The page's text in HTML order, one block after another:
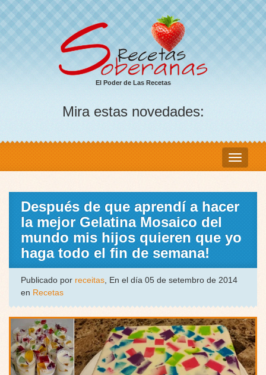
El Poder de Las Recetas
Mira estas novedades:
Después de que aprendí a hacer
la mejor Gelatina Mosaico del
mundo mis hijos quieren que yo
haga todo el fin de semana!
Publicado por receitas, En el día 05 de setembro de 2014
en Recetas